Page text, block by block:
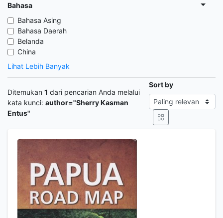
Bahasa
Bahasa Asing
Bahasa Daerah
Belanda
China
Lihat Lebih Banyak
Ditemukan 1 dari pencarian Anda melalui
kata kunci: author="Sherry Kasman
Entus"
Sort by